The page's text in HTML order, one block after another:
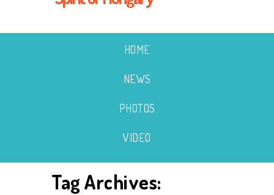
HOME
NEWS
PHOTOS
VIDEO
Tag Archives: